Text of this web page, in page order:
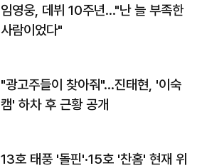
임영웅, 데뷔 10주년…"난 늘 부족한
사람이었다"
"광고주들이 찾아줘"…진태현, '이숙
캠' 하차 후 근황 공개
13호 태풍 '돌핀'·15호 '찬홈' 현재 위